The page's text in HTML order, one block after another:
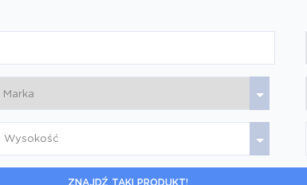
Wysokość
ZNAJDŹ TAKI PRODUKT!